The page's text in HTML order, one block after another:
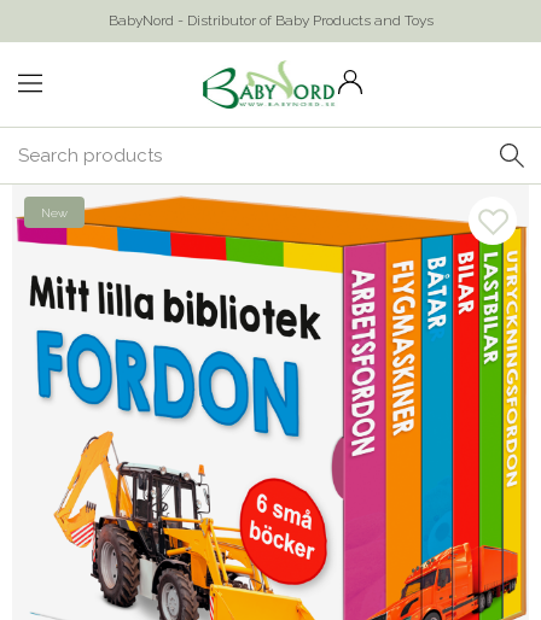
BabyNord - Distributor of Baby Products and Toys
New